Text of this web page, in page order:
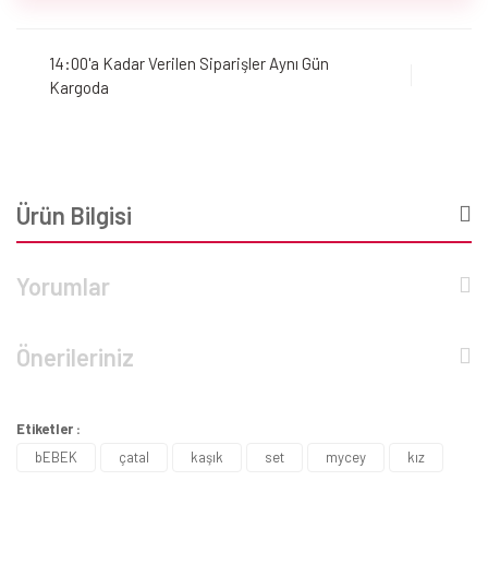
14:00'a Kadar Verilen Siparişler Aynı Gün
Kargoda
Ürün Bilgisi
Yorumlar
Önerileriniz
Etiketler :
bEBEK
çatal kaşık set mycey kız